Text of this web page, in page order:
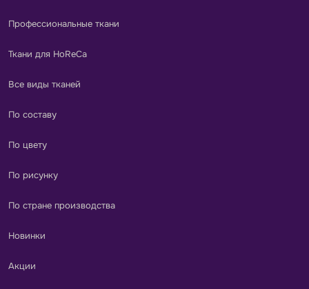
Профессиональные ткани
Ткани для HoReCa
Все виды тканей
По составу
По цвету
По рисунку
По стране производства
Новинки
Акции